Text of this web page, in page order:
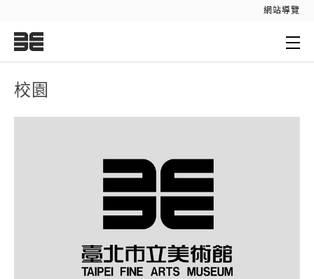
網站導覽
校園